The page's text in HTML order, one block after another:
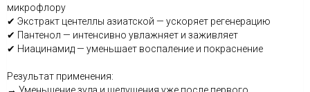
микрофлору
✔ Экстракт центеллы азиатской — ускоряет регенерацию
✔ Пантенол — интенсивно увлажняет и заживляет
✔ Ниацинамид — уменьшает воспаление и покраснение
Результат применения: